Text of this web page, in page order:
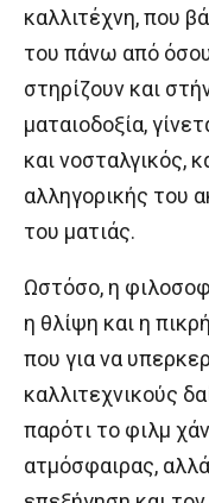
καλλιτέχνη, που
του πάνω από
στηρίζουν και
ματαιοδοξία,
και νοσταλγικός,
αλληγορικής του
του ματιάς.
Ωστόσο, η
η θλίψη και η
που για να
καλλιτεχνικούς
παρότι το φιλμ
ατμόσφαιρας,